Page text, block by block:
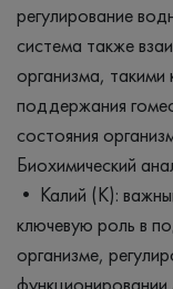
регулирование
система также
организма, такими
поддержания
состояния
Биохимический
• Калий (K):
ключевую роль в
организме,